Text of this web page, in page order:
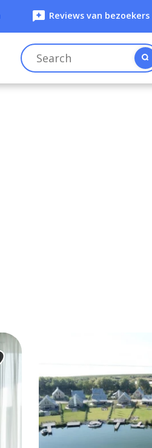
Reviews van bezoekers